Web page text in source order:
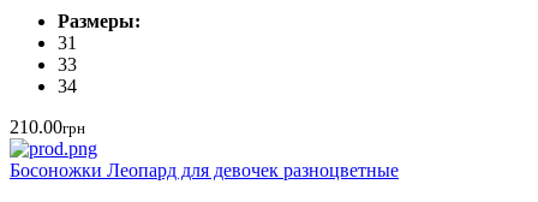
Размеры:
31
33
34
210.00грн
Босоножки Леопард для девочек разноцветные